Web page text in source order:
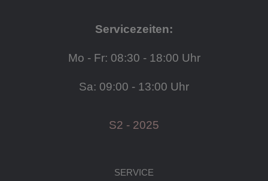
Servicezeiten:
Mo - Fr: 08:30 - 18:00 Uhr
Sa: 09:00 - 13:00 Uhr
S2 - 2025
SERVICE